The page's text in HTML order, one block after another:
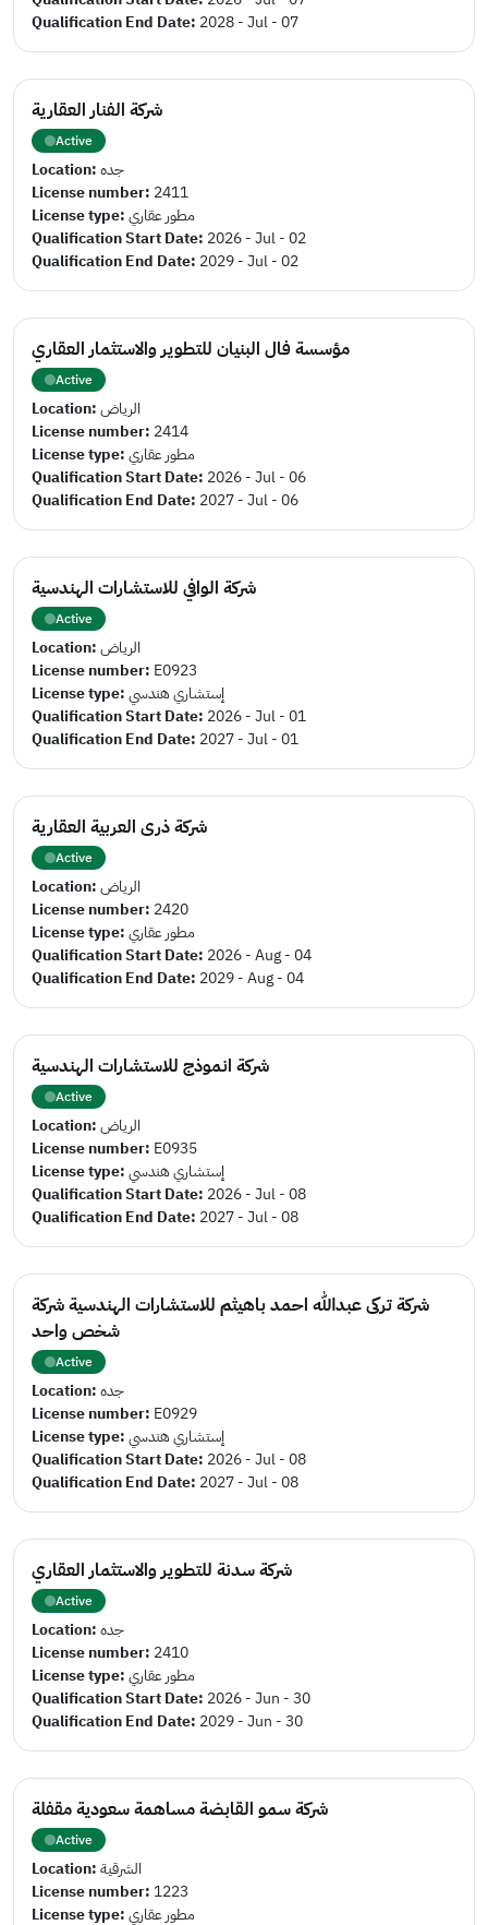
Qualification End Date: 2028 - Jul - 07
شركة الفنار العقارية
Active
Location:جده
License number: 2411
License type:مطور عقاري
Qualification Start Date: 2026 - Jul - 02
Qualification End Date: 2029 - Jul - 02
مؤسسة فال البنيان للتطوير والاستثمار العقاري
Active
Location:الرياض
License number: 2414
License type:مطور عقاري
Qualification Start Date: 2026 - Jul - 06
Qualification End Date: 2027 - Jul - 06
شركة الوافي للاستشارات الهندسية
Active
Location:الرياض
License number: E0923
License type:إستشاري هندسي
Qualification Start Date: 2026 - Jul - 01
Qualification End Date: 2027 - Jul - 01
شركة ذرى العربية العقارية
Active
Location:الرياض
License number: 2420
License type:مطور عقاري
Qualification Start Date: 2026 - Aug - 04
Qualification End Date: 2029 - Aug - 04
شركة انموذج للاستشارات الهندسية
Active
Location:الرياض
License number: E0935
License type:إستشاري هندسي
Qualification Start Date: 2026 - Jul - 08
Qualification End Date: 2027 - Jul - 08
شركة تركى عبدالله احمد باهيثم للاستشارات الهندسية شركة
شخص واحد
Active
Location:جده
License number: E0929
License type:إستشاري هندسي
Qualification Start Date: 2026 - Jul - 08
Qualification End Date: 2027 - Jul - 08
شركة سدنة للتطوير والاستثمار العقاري
Active
Location:جده
License number: 2410
License type:مطور عقاري
Qualification Start Date: 2026 - Jun - 30
Qualification End Date: 2029 - Jun - 30
شركة سمو القابضة مساهمة سعودية مقفلة
Active
Location:الشرقية
License number: 1223
License type:مطور عقاري